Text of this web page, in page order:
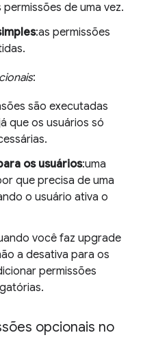
de uma vez.
:as permissões
:
são executadas
que os usuários só
os usuários:uma
que precisa de uma
o usuário ativa o
você faz upgrade
a desativa para os
permissões
opcionais no